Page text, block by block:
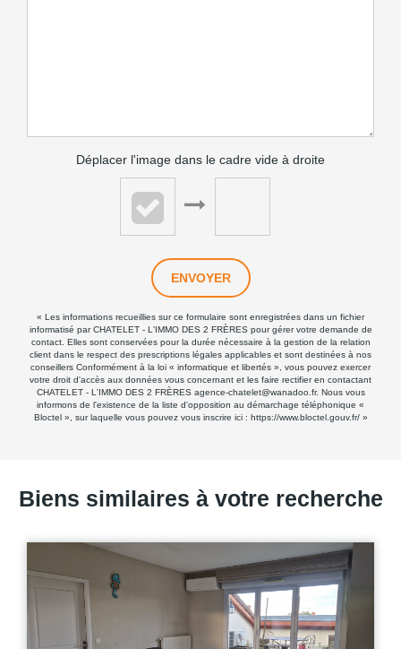
Déplacer l'image dans le cadre vide à droite
ENVOYER
« Les informations recueillies sur ce formulaire sont enregistrées dans un fichier
informatisé par CHATELET - L'IMMO DES 2 FRÈRES pour gérer votre demande de
contact. Elles sont conservées pour la durée nécessaire à la gestion de la relation
client dans le respect des prescriptions légales applicables et sont destinées à nos
conseillers Conformément à la loi « informatique et libertés », vous pouvez exercer
votre droit d'accès aux données vous concernant et les faire rectifier en contactant
CHATELET - L'IMMO DES 2 FRÈRES agence-chatelet@wanadoo.fr. Nous vous
informons de l'existence de la liste d'opposition au démarchage téléphonique «
Bloctel », sur laquelle vous pouvez vous inscrire ici : https://www.bloctel.gouv.fr/»
Biens similaires à votre recherche